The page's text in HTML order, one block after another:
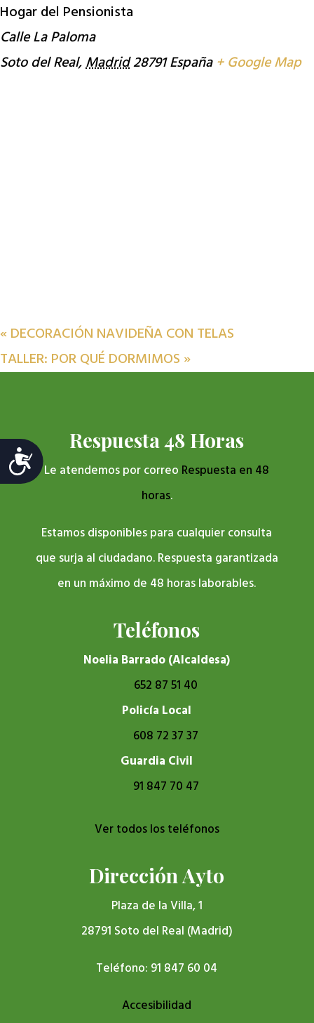
Accesibilidad
Hogar del Pensionista
Calle La Paloma
Soto del Real,Madrid28791España + Google Map
«DECORACIÓN NAVIDEÑA CON TELAS
TALLER: POR QUÉ DORMIMOS »
Respuesta 48 Horas
Le atendemos por correo Respuesta en 48
horas.
Estamos disponibles para cualquier consulta
que surja al ciudadano. Respuesta garantizada
en un máximo de 48 horas laborables.
Teléfonos
Noelia Barrado (Alcaldesa)
652 87 51 40
Policía Local
608 72 37 37
Guardia Civil
91 847 70 47
Ver todos los teléfonos
Dirección Ayto
Plaza de la Villa, 1
28791 Soto del Real (Madrid)
Teléfono: 91 847 60 04
Accesibilidad